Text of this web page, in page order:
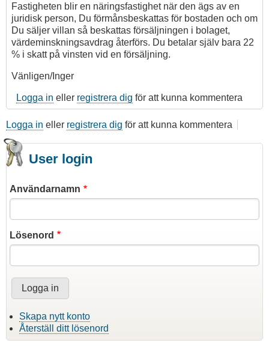
Fastigheten blir en näringsfastighet när den ägs av en
juridisk person, Du förmånsbeskattas för bostaden och om
Du säljer villan så beskattas försäljningen i bolaget,
värdeminskningsavdrag återförs. Du betalar själv bara 22
% i skatt på vinsten vid en försäljning.
Vänligen/Inger
Logga in eller registrera dig för att kunna kommentera
Logga in eller registrera dig för att kunna kommentera
User login
Användarnamn
Lösenord
Skapa nytt konto
Återställ ditt lösenord